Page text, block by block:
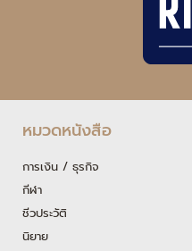
หมวดหนังสือ
การเงิน / ธุรกิจ
กีฬา
ชีวประวัติ
นิยาย